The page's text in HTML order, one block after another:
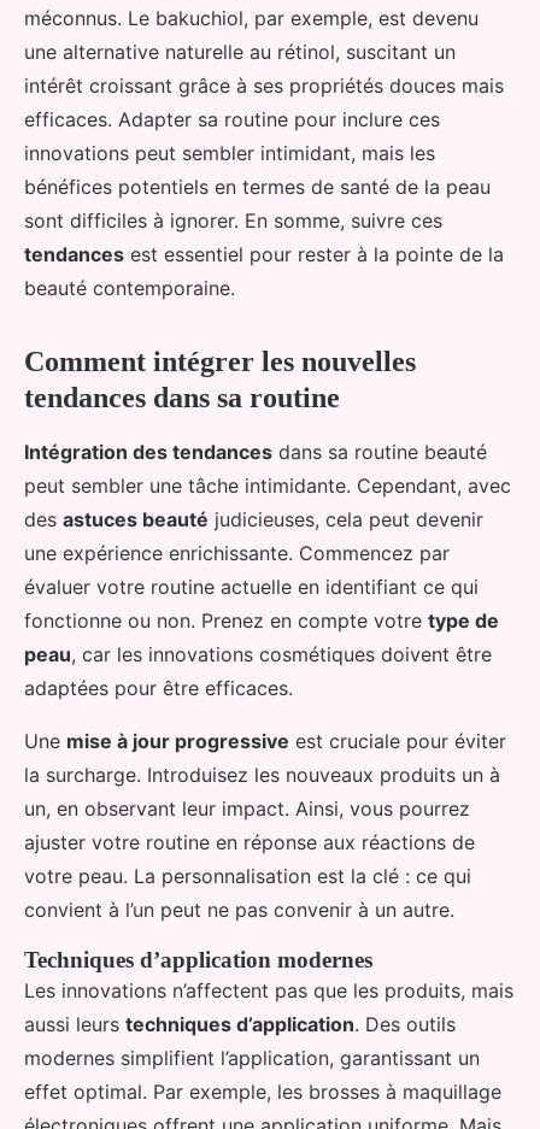
méconnus. Le bakuchiol, par exemple, est devenu
une alternative naturelle au rétinol, suscitant un
intérêt croissant grâce à ses propriétés douces mais
efficaces. Adapter sa routine pour inclure ces
innovations peut sembler intimidant, mais les
bénéfices potentiels en termes de santé de la peau
sont difficiles à ignorer. En somme, suivre ces
tendances est essentiel pour rester à la pointe de la
beauté contemporaine.
Comment intégrer les nouvelles
tendances dans sa routine
Intégration des tendances dans sa routine beauté
peut sembler une tâche intimidante. Cependant, avec
des astuces beauté judicieuses, cela peut devenir
une expérience enrichissante. Commencez par
évaluer votre routine actuelle en identifiant ce qui
fonctionne ou non. Prenez en compte votre type de
peau, car les innovations cosmétiques doivent être
adaptées pour être efficaces.
Une mise à jour progressive est cruciale pour éviter
la surcharge. Introduisez les nouveaux produits un à
un, en observant leur impact. Ainsi, vous pourrez
ajuster votre routine en réponse aux réactions de
votre peau. La personnalisation est la clé : ce qui
convient à l’un peut ne pas convenir à un autre.
Techniques d’application modernes
Les innovations n’affectent pas que les produits, mais
aussi leurs techniques d’application. Des outils
modernes simplifient l’application, garantissant un
effet optimal. Par exemple, les brosses à maquillage